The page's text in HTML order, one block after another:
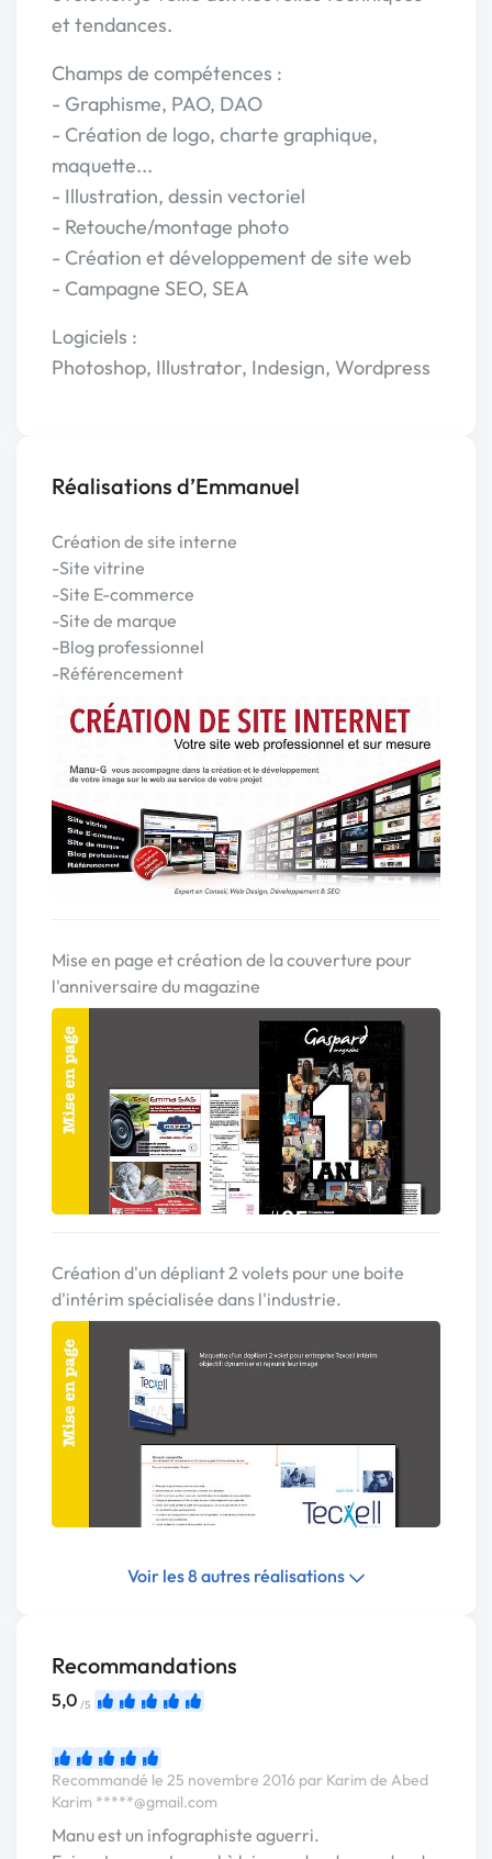
et tendances.
Champs de compétences :
- Graphisme, PAO, DAO
- Création de logo, charte graphique,
maquette...
- Illustration, dessin vectoriel
- Retouche/montage photo
- Création et développement de site web
- Campagne SEO, SEA
Logiciels :
Photoshop, Illustrator, Indesign, Wordpress
Réalisations d’Emmanuel
Création de site interne
-Site vitrine
-Site E-commerce
-Site de marque
-Blog professionnel
-Référencement
Mise en page et création de la couverture pour
l'anniversaire du magazine
Création d'un dépliant 2 volets pour une boite
d'intérim spécialisée dans l'industrie.
Voir les 8 autres réalisations
Recommandations
5,0 /5
Recommandé le 25 novembre 2016 par Karim de Abed
Karim *****@gmail.com
Manu est un infographiste aguerri.